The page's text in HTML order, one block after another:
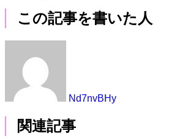
この記事を書いた人
Nd7nvBHy
関連記事